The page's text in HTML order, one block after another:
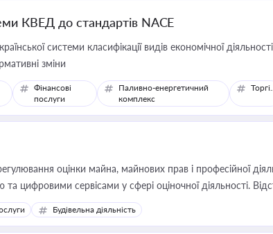
КВЕД до стандартів NACE
системи класифікації видів економічної
зміни
Фінансові
послуги
Паливно-енергетичний
комплекс
оцінки майна, майнових прав і професійної
та цифровими сервісами у сфері оціночної діяльності.
бізнесу, керівника, юриста або бухгалтера під час
корпоративних угод і перевірки статусу суб'єктів
Будівельна діяльність